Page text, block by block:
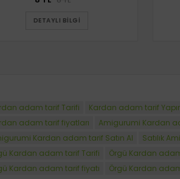
DETAYLI BILGI
adam tarif Tarifi Kardan adam tarif
adam tarif fiyatları
Amigurumi Kardan
Kardan adam tarif Satın Al
Satılık
Kardan adam tarif Tarifi
Örgü Kardan
Kardan adam tarif fiyatı
Örgü Kardan